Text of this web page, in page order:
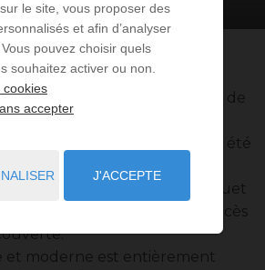
avec concierge, au cœur de
m², dont 6,5 m² de loggia, a été
L’entrée mène à un grand
par un élégant parquet
LED encastré, avec accès
et moderne est entièrement
le site, vous proposer des
et afin d’analyser
pouvez choisir quels
souhaitez activer ou non.
cookies
accepter
J'ACCEPTE